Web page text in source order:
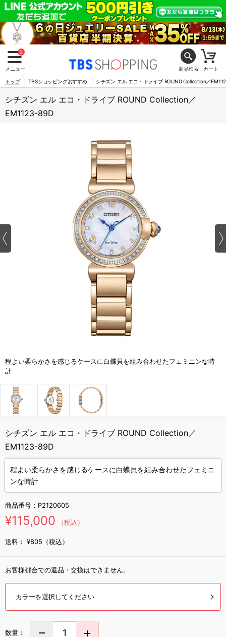
2
メニュー 商品検索 カート
トップ TBSショッピングおすすめ シチズン エル エコ・ドライブ ROUND Collection／
シチズン エル エコ・ドライブ ROUND Collection／
EM1123-89D
程よい柔らかさを感じるケースに白蝶貝を組み合わせたフェミニンな時
計
シチズン エル エコ・ドライブ ROUND Collection／
EM1123-89D
程よい柔らかさを感じるケースに白蝶貝を組み合わせたフェミニ
ンな時計
商品番号： P2120605
¥115,000 （税込）
送料： ¥805（税込）
お客様都合での返品・交換はできません。
カラーを選択してください
数量：